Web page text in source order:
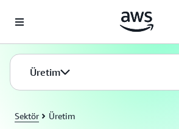
Üretim
Sektör Üretim